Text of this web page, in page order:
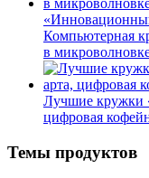
Компьютерная
в
Лучшие кружки
цифровая
Темы продуктов